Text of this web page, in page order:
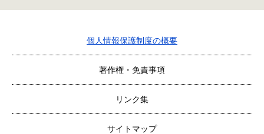
個人情報保護制度の概要
著作権・免責事項
リンク集
サイトマップ